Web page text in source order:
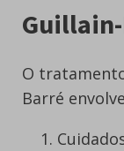
O
Barré